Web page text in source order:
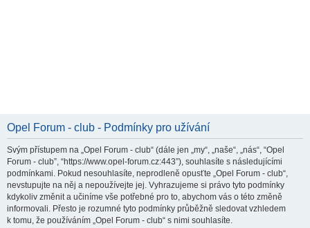
Opel Forum - club - Podmínky pro užívání
Svým přístupem na „Opel Forum - club“ (dále jen „my“, „naše“, „nás“, “Opel
Forum - club”, “https://www.opel-forum.cz:443”), souhlasíte s následujícími
podmínkami. Pokud nesouhlasíte, neprodleně opusťte „Opel Forum - club“,
nevstupujte na něj a nepoužívejte jej. Vyhrazujeme si právo tyto podmínky
kdykoliv změnit a učiníme vše potřebné pro to, abychom vás o této změně
informovali. Přesto je rozumné tyto podmínky průběžně sledovat vzhledem
k tomu, že používáním „Opel Forum - club“ s nimi souhlasíte.